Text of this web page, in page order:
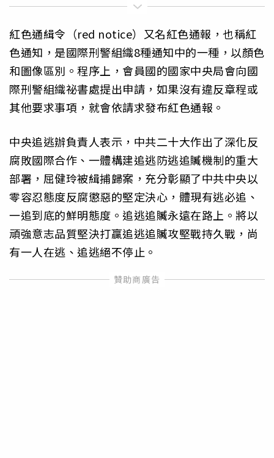
紅色通緝令（red notice）又名紅色通報，也稱紅
色通知，是國際刑警組織8種通知中的一種，以顏色
和圖像區別。程序上，會員國的國家中央局會向國
際刑警組織祕書處提出申請，如果沒有違反章程或
其他要求事項，就會依請求發布紅色通報。
中央追逃辦負責人表示，中共二十大作出了深化反
腐敗國際合作、一體構建追逃防逃追贓機制的重大
部署，屈健玲被緝捕歸案，充分彰顯了中共中央以
零容忍態度反腐懲惡的堅定決心，體現有逃必追、
一追到底的鮮明態度。追逃追贓永遠在路上。將以
頑強意志品質堅決打贏追逃追贓攻堅戰持久戰，尚
有一人在逃、追逃絕不停止。